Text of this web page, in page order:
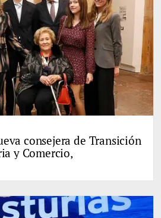
consejera de Transición
y Comercio,